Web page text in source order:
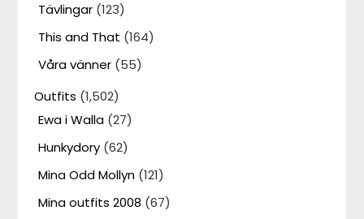
Tävlingar (123)
This and That (164)
Våra vänner (55)
Outfits (1,502)
Ewa i Walla (27)
Hunkydory (62)
Mina Odd Mollyn (121)
Mina outfits 2008 (67)